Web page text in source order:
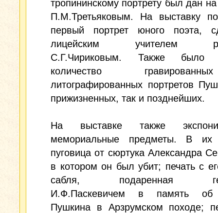
тропининскому портрету был дан
П.М.Третьяковым. На выставку
первый портрет юного поэта,
лицейским учителем
С.Г.Чириковым. Также было
количество
литографированных портретов
прижизненных, так и позднейших.
На выставке также
мемориальные предметы. В
пуговица от сюртука Александра
в котором он был убит; печать с
сабля, подаренная
И.Ф.Паскевичем в память об
Пушкина в Арзрумском походе;